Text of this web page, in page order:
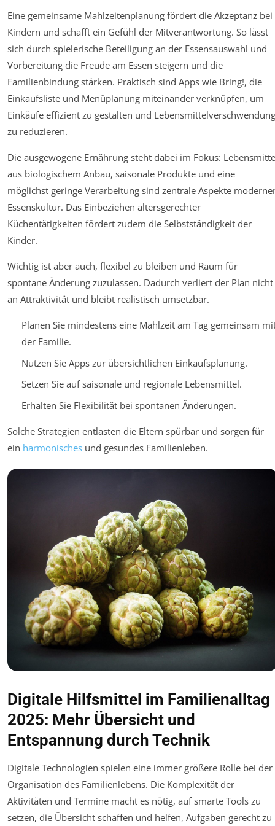
Eine gemeinsame Mahlzeitenplanung fördert die Akzeptanz bei
Kindern und schafft ein Gefühl der Mitverantwortung. So lässt
sich durch spielerische Beteiligung an der Essensauswahl und
Vorbereitung die Freude am Essen steigern und die
Familienbindung stärken. Praktisch sind Apps wie Bring!, die
Einkaufsliste und Menüplanung miteinander verknüpfen, um
Einkäufe effizient zu gestalten und Lebensmittelverschwendung
zu reduzieren.
Die ausgewogene Ernährung steht dabei im Fokus:
aus biologischem Anbau, saisonale Produkte und eine
möglichst geringe Verarbeitung sind zentrale Aspekte
Essenskultur. Das Einbeziehen altersgerechter
Küchentätigkeiten fördert zudem die Selbstständigkeit der
Kinder.
Wichtig ist aber auch, flexibel zu bleiben und Raum für
spontane Änderung zuzulassen. Dadurch verliert der Plan nicht
an Attraktivität und bleibt realistisch umsetzbar.
Planen Sie mindestens eine Mahlzeit am Tag gemeinsam
der Familie.
Nutzen Sie Apps zur übersichtlichen Einkaufsplanung.
Setzen Sie auf saisonale und regionale Lebensmittel.
Erhalten Sie Flexibilität bei spontanen Änderungen.
Solche Strategien entlasten die Eltern spürbar und sorgen für
ein harmonisches und gesundes Familienleben.
Digitale Hilfsmittel im Familienalltag
2025: Mehr Übersicht und
Entspannung durch Technik
Digitale Technologien spielen eine immer größere Rolle bei der
Organisation des Familienlebens. Die Komplexität der
Aktivitäten und Termine macht es nötig, auf smarte Tools zu
setzen, die Übersicht schaffen und helfen, Aufgaben gerecht zu